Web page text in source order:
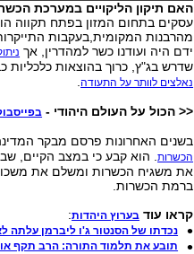
האם תיקון הליקויים במערכת
עסקים בתחום המזון בפתח תקווה
מהרבנות המקומית,בעקבות
ידם היה ועודנו כשר למהדרין, אך
שדרש בג"ץ, כרוך בהוצאות כלכליות
נאלצים לוותר על התעודה.
<< הכול על העולם היהודי -
בשנים האחרונות פרסם מבקר
הכשרות. הוא קבע כי במצב הקיים,
את משגיח הכשרות ומשלם את
ברמת הכשרות.
קראו עוד בערוץ היהדות:
נכדתו של הסנטור ג'ו ליברמן עלתה
תובע את תלמוד התורה: הרב תקף